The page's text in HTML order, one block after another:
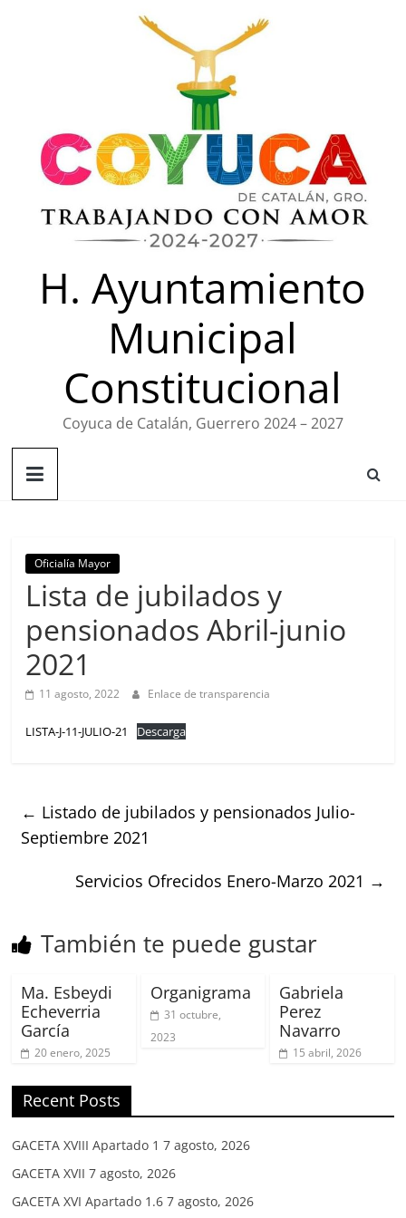
H. Ayuntamiento
Municipal
Constitucional
Coyuca de Catalán, Guerrero 2024 – 2027
Oficialía Mayor
Lista de jubilados y
pensionados Abril-junio
2021
11 agosto, 2022 Enlace de transparencia
LISTA-J-11-JULIO-21 Descarga
← Listado de jubilados y pensionados Julio-
Septiembre 2021
Servicios Ofrecidos Enero-Marzo 2021 →
También te puede gustar
Ma. Esbeydi
Echeverria
García
20 enero, 2025
Organigrama
31 octubre,
2023
Gabriela
Perez
Navarro
15 abril, 2026
Recent Posts
GACETA XVIII Apartado 1 7 agosto, 2026
GACETA XVII 7 agosto, 2026
GACETA XVI Apartado 1.6 7 agosto, 2026